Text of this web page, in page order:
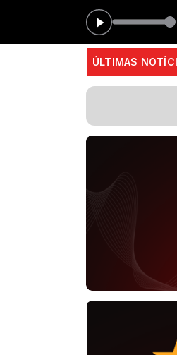
ÚLTIMAS
nova redução, Copom baixa taxa